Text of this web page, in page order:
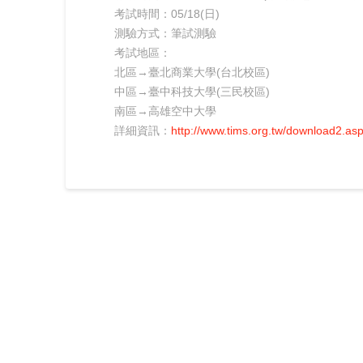
考試時間：05/18(日)
測驗方式：筆試測驗
考試地區：
北區→臺北商業大學(台北校區)
中區→臺中科技大學(三民校區)
南區→高雄空中大學
詳細資訊： http://www.tims.org.tw/